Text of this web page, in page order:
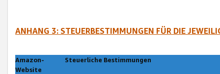
ANHANG 3: STEUERBESTIMMUNGEN FÜR DIE
Amazon-
Website
Steuerliche Bestimmungen